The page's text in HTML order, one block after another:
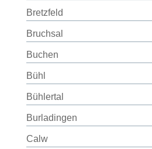
Bretzfeld
Bruchsal
Buchen
Bühl
Bühlertal
Burladingen
Calw